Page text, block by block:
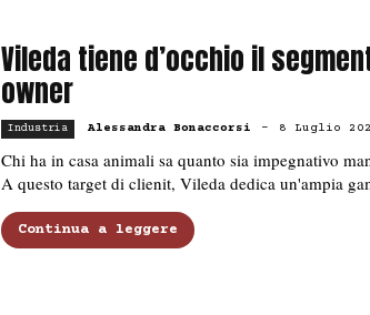
Vileda tiene d’occhio il
owner
Industria Alessandra Bonaccorsi - 8 Luglio
Chi ha in casa animali sa quanto sia impegnativo
A questo target di clienit, Vileda dedica un'ampia
Continua a leggere